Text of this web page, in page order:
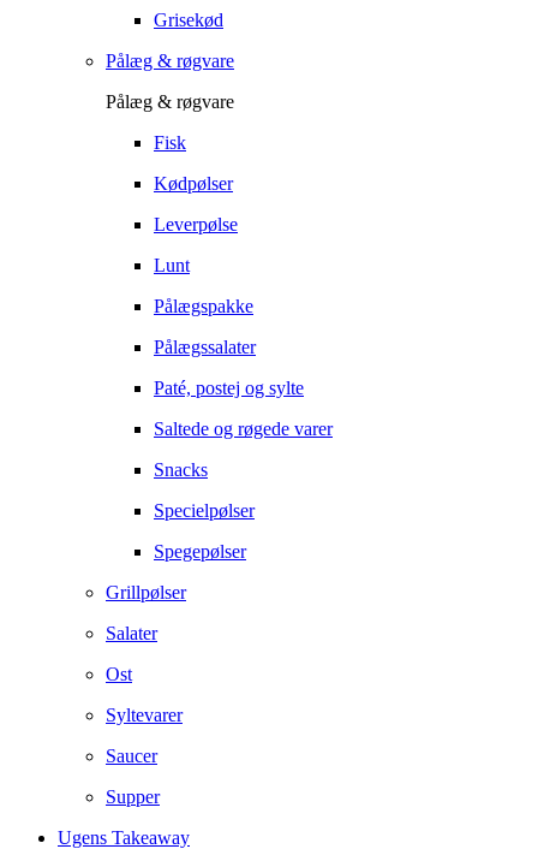
Grisekød
Pålæg & røgvare
Pålæg & røgvare
Fisk
Kødpølser
Leverpølse
Lunt
Pålægspakke
Pålægssalater
Paté, postej og sylte
Saltede og røgede varer
Snacks
Specielpølser
Spegepølser
Grillpølser
Salater
Ost
Syltevarer
Saucer
Supper
Ugens Takeaway